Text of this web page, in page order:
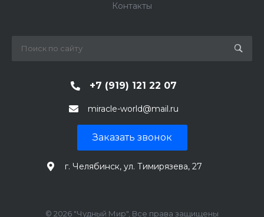
Контакты
+7 (919) 121 22 07
miracle-world@mail.ru
Заказать звонок
г. Челябинск, ул. Тимирязева, 27
© 2026 "Чудный Мир", Все права защищены